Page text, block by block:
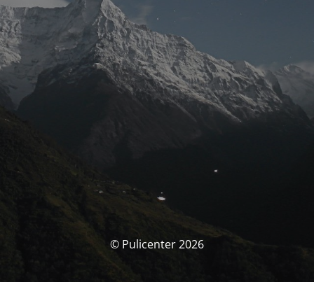
© Pulicenter 2026